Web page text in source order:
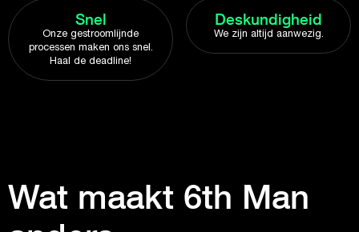
Snel
Onze gestroomlijnde
processen maken ons snel.
Haal de deadline!
Deskundigheid
We zijn altijd aanwezig.
Wat maakt 6th Man